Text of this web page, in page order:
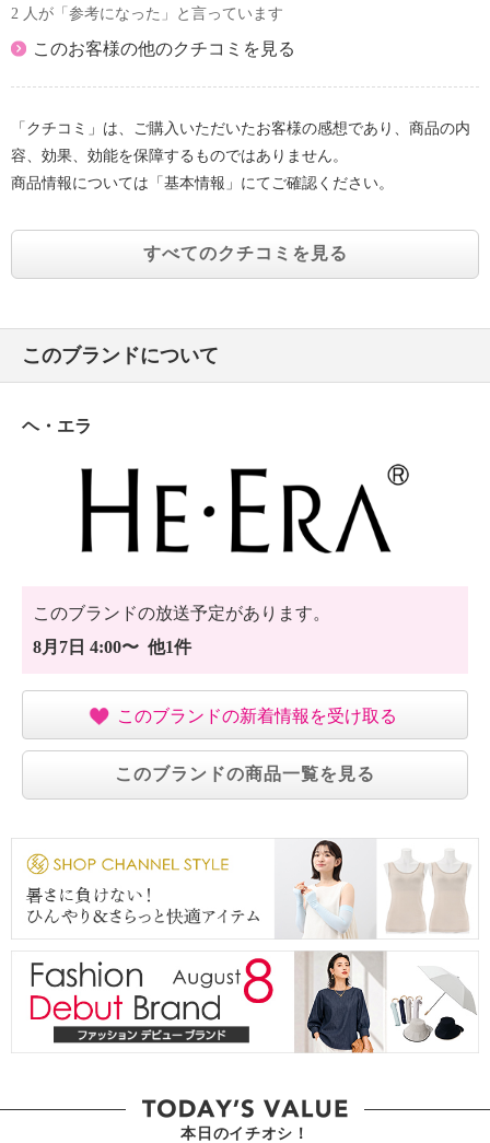
2 人が「参考になった」と言っています
このお客様の他のクチコミを見る
「クチコミ」は、ご購入いただいたお客様の感想であり、商品の内
容、効果、効能を保障するものではありません。
商品情報については「基本情報」にてご確認ください。
すべてのクチコミを見る
このブランドについて
ヘ・エラ
このブランドの放送予定があります。
8月7日 4:00〜 他1件
このブランドの新着情報を受け取る
このブランドの商品一覧を見る
本日のイチオシ！